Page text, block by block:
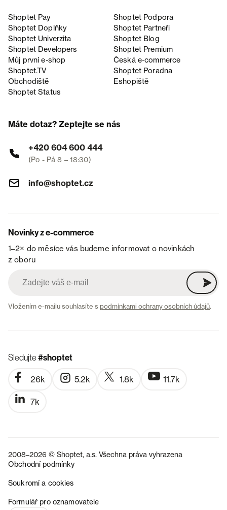
Shoptet Pay
Shoptet Podpora
Shoptet Doplňky
Shoptet Partneři
Shoptet Univerzita
Shoptet Blog
Shoptet Developers
Shoptet Premium
Můj první e-shop
Česká e‑commerce
Shoptet.TV
Shoptet Poradna
Obchodiště
Eshopiště
Shoptet Status
Máte dotaz? Zeptejte se nás
+420 604 600 444
(Po - Pá 8 – 18:30)
info@shoptet.cz
Novinky z e-commerce
1–2× do měsíce vás budeme informovat o novinkách
z oboru
Vložením e-mailu souhlasíte spodmínkami ochrany osobních údajů.
Sledujte#shoptet
26k 5.2k 1.8k 11.7k
7k
2008–2026 © Shoptet, a.s. Všechna práva vyhrazena
Obchodní podmínky
Soukromí a cookies
Formulář pro oznamovatele